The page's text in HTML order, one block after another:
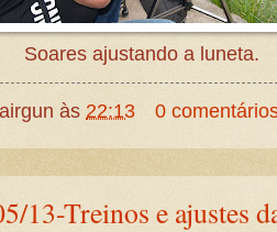
Soares ajustando a luneta.
às22:13 0
13-Treinos e ajustes